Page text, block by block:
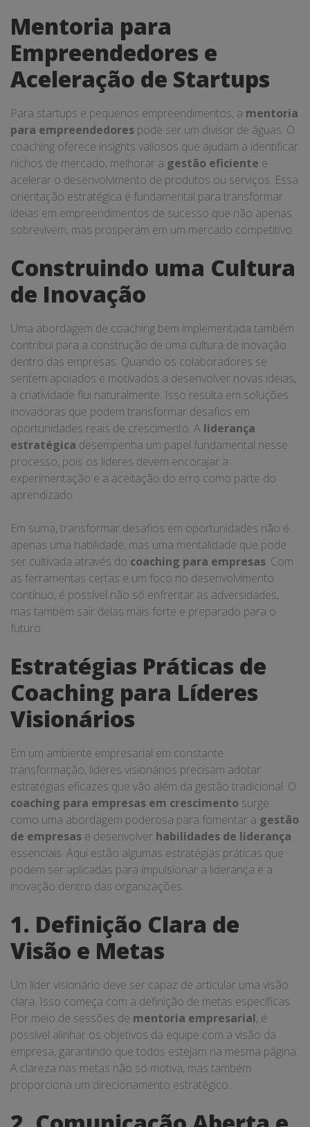
Mentoria para
Empreendedores e
Aceleração de Startups
Para startups e pequenos empreendimentos, a mentoria
para empreendedores pode ser um divisor de águas. O
coaching oferece insights valiosos que ajudam a identificar
nichos de mercado, melhorar a gestão eficiente e
acelerar o desenvolvimento de produtos ou serviços. Essa
orientação estratégica é fundamental para transformar
ideias em empreendimentos de sucesso que não apenas
sobrevivem, mas prosperam em um mercado competitivo.
Construindo uma Cultura
de Inovação
Uma abordagem de coaching bem implementada também
contribui para a construção de uma cultura de inovação
dentro das empresas. Quando os colaboradores se
sentem apoiados e motivados a desenvolver novas ideias,
a criatividade flui naturalmente. Isso resulta em soluções
inovadoras que podem transformar desafios em
oportunidades reais de crescimento. A liderança
estratégica desempenha um papel fundamental nesse
processo, pois os líderes devem encorajar a
experimentação e a aceitação do erro como parte do
aprendizado.
Em suma, transformar desafios em oportunidades não é
apenas uma habilidade, mas uma mentalidade que pode
ser cultivada através do coaching para empresas. Com
as ferramentas certas e um foco no desenvolvimento
contínuo, é possível não só enfrentar as adversidades,
mas também sair delas mais forte e preparado para o
futuro.
Estratégias Práticas de
Coaching para Líderes
Visionários
Em um ambiente empresarial em constante
transformação, líderes visionários precisam adotar
estratégias eficazes que vão além da gestão tradicional. O
coaching para empresas em crescimento surge
como uma abordagem poderosa para fomentar a gestão
de empresas e desenvolver habilidades de liderança
essenciais. Aqui estão algumas estratégias práticas que
podem ser aplicadas para impulsionar a liderança e a
inovação dentro das organizações.
1. Definição Clara de
Visão e Metas
Um líder visionário deve ser capaz de articular uma visão
clara. Isso começa com a definição de metas específicas.
Por meio de sessões de mentoria empresarial, é
possível alinhar os objetivos da equipe com a visão da
empresa, garantindo que todos estejam na mesma página.
A clareza nas metas não só motiva, mas também
proporciona um direcionamento estratégico.